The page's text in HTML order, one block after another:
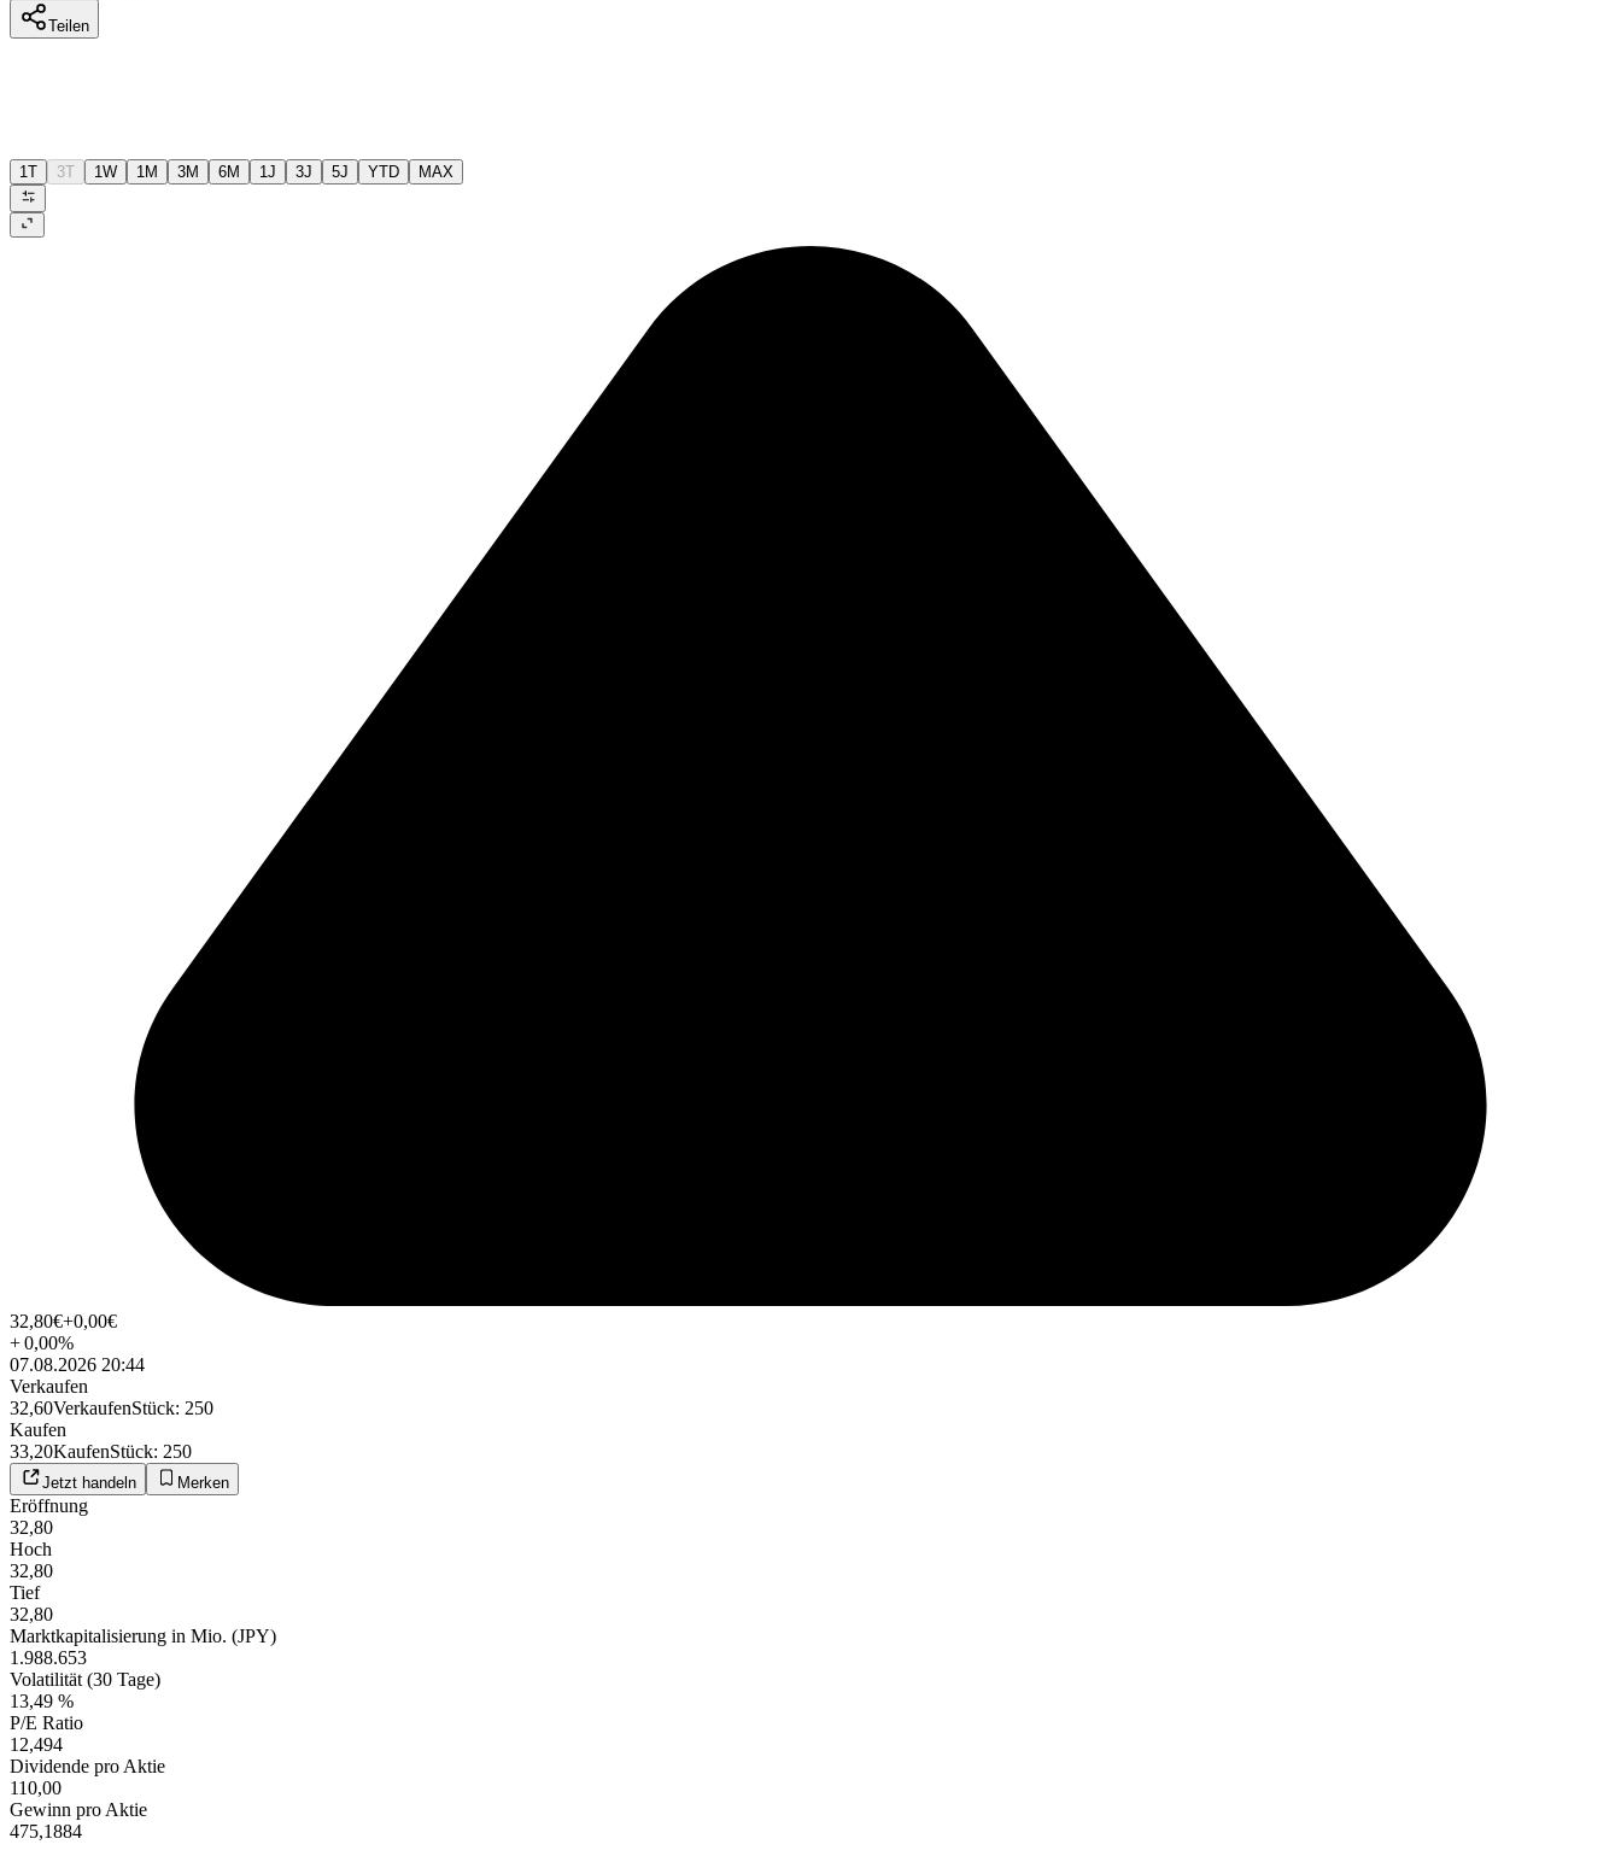
Teilen
1T 3T 1W 1M 3M 6M 1J 3J 5J YTD MAX
32,80€+0,00€
+0,00%
07.08.2026 20:44
Verkaufen
32,60VerkaufenStück: 250
Kaufen
33,20KaufenStück: 250
Jetzt handeln Merken
Eröffnung
32,80
Hoch
32,80
Tief
32,80
Marktkapitalisierung in Mio. (JPY)
1.988.653
Volatilität (30 Tage)
13,49 %
P/E Ratio
12,494
Dividende pro Aktie
110,00
Gewinn pro Aktie
475,1884